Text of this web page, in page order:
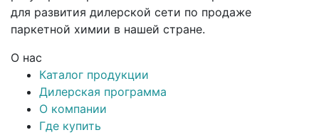
для развития дилерской сети по продаже
паркетной химии в нашей стране.
О нас
Каталог продукции
Дилерская программа
О компании
Где купить